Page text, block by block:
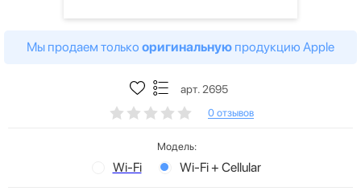
Мы продаем только оригинальную продукцию Apple
арт. 2695
0 отзывов
Модель:
Wi-Fi Wi-Fi + Cellular